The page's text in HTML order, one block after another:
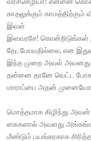
வீரச்செழியா! என்னை
காதலுக்கும் காமத்திற்கும்
இவள்
இளவரசே!
தேடபோவதில்லை, என
இந்த முறை அவள் அவனது
தன்னை தானே வெட்ட
மாராப்பை அதன்
மொத்தமாக கிழிந்து
கைகளால் அவளது
மீண்டும் பயங்கரகாக